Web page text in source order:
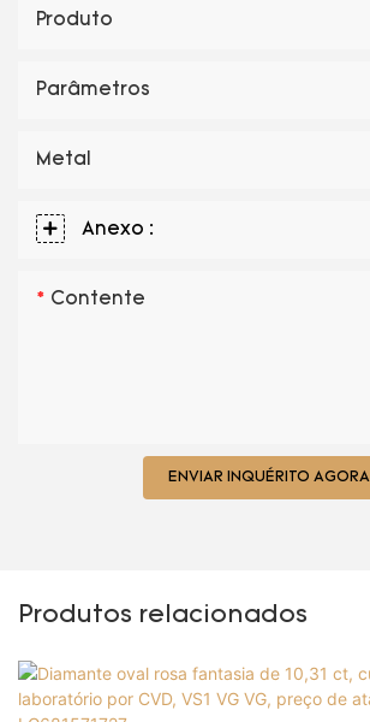
Produto
Parâmetros
Metal
Anexo :
Contente
ENVIAR INQUÉRITO AGORA
Produtos relacionados